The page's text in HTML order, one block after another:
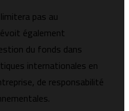
pas au
également
du fonds dans
internationales en
de responsabilité